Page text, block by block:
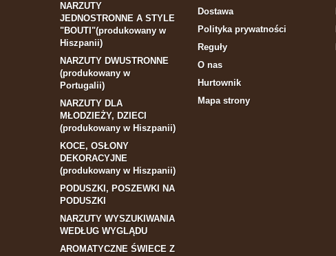
NARZUTY
JEDNOSTRONNE A STYLE
"BOUTI"(produkowany w
Hiszpanii)
NARZUTY DWUSTRONNE
(produkowany w
Portugalii)
NARZUTY DLA
MŁODZIEŻY, DZIECI
(produkowany w Hiszpanii)
KOCE, OSŁONY
DEKORACYJNE
(produkowany w Hiszpanii)
PODUSZKI, POSZEWKI NA
PODUSZKI
NARZUTY WYSZUKIWANIA
WEDŁUG WYGLĄDU
AROMATYCZNE ŚWIECE Z
Dostawa
Polityka prywatności
Reguły
O nas
Hurtownik
Mapa strony